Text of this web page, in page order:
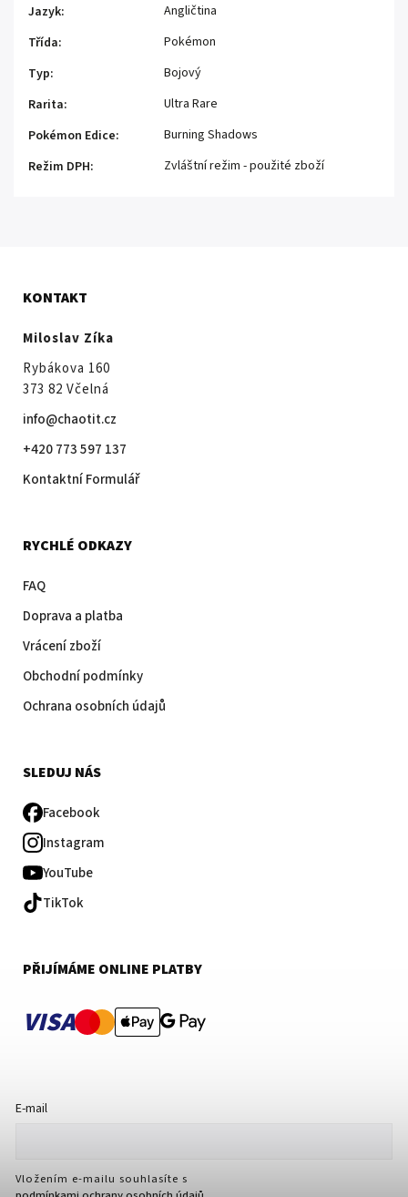
Jazyk:
Angličtina
Třída:
Pokémon
Typ:
Bojový
Rarita:
Ultra Rare
Pokémon Edice:
Burning Shadows
Režim DPH: Zvláštní režim - použité zboží
KONTAKT
Miloslav Zíka
Rybákova 160
373 82 Včelná
info@chaotit.cz
+420 773 597 137
Kontaktní Formulář
RYCHLÉ ODKAZY
FAQ
Doprava a platba
Vrácení zboží
Obchodní podmínky
Ochrana osobních údajů
SLEDUJ NÁS
Facebook
Instagram
YouTube
TikTok
PŘIJÍMÁME ONLINE PLATBY
VISA
E-mail
Vložením e-mailu souhlasíte s